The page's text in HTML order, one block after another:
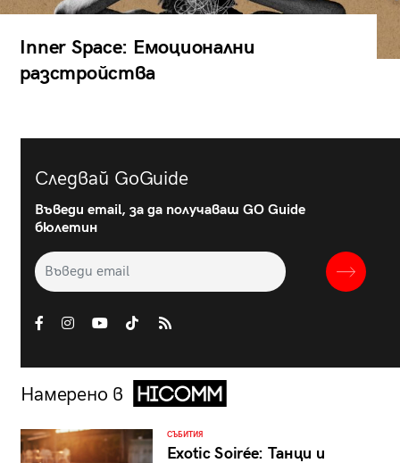
Inner Space: Емоционални
разстройства
Следвай GoGuide
Въведи email, за да получаваш GO Guide
бюлетин
Намерено в
СЪБИТИЯ
Exotic Soirée: Танци и